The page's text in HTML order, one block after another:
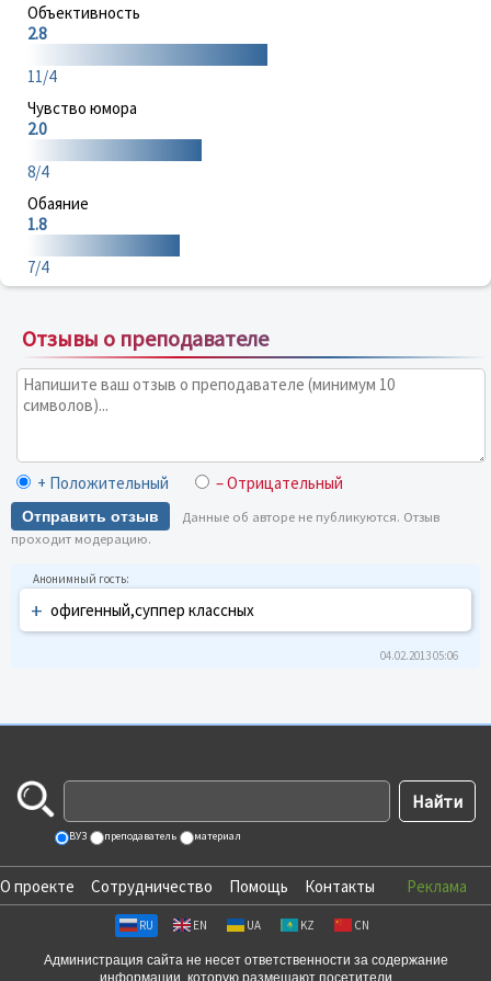
Объективность
2.8
11/4
Чувство юмора
2.0
8/4
Обаяние
1.8
7/4
Отзывы о преподавателе
+ Положительный – Отрицательный
Отправить отзыв
Данные об авторе не публикуются. Отзыв
проходит модерацию.
+ офигенный,суппер классных
04.02.2013 05:06
ВУЗ преподаватель материал
О проекте Сотрудничество Помощь Контакты Реклама
RU EN UA KZ CN
Администрация сайта не несет ответственности за содержание